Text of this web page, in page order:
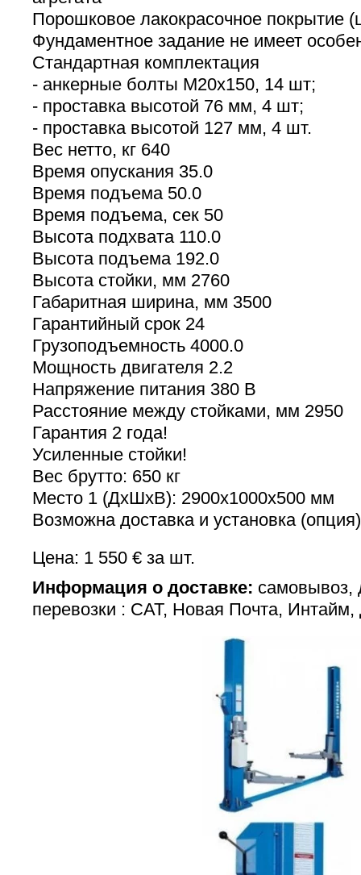
Порошковое лакокрасочное покрытие
Фундаментное задание не имеет
Стандартная комплектация
- анкерные болты M20х150, 14 шт;
- проставка высотой 76 мм, 4 шт;
- проставка высотой 127 мм, 4 шт.
Вес нетто, кг 640
Время опускания 35.0
Время подъема 50.0
Время подъема, сек 50
Высота подхвата 110.0
Высота подъема 192.0
Высота стойки, мм 2760
Габаритная ширина, мм 3500
Гарантийный срок 24
Грузоподъемность 4000.0
Мощность двигателя 2.2
Напряжение питания 380 В
Расстояние между стойками, мм 2950
Гарантия 2 года!
Усиленные стойки!
Вес брутто: 650 кг
Место 1 (ДхШхВ): 2900х1000х500 мм
Возможна доставка и установка (опция)
Цена: 1 550 € за шт.
Информация о доставке: самовывоз,
перевозки : САТ, Новая Почта,